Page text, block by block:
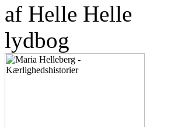
af Helle Helle
lydbog